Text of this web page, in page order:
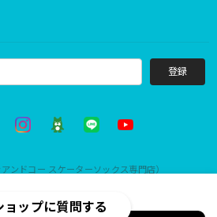
登録
ンドコー スケーターソックス専門店）
shipping available
ョップに質問する